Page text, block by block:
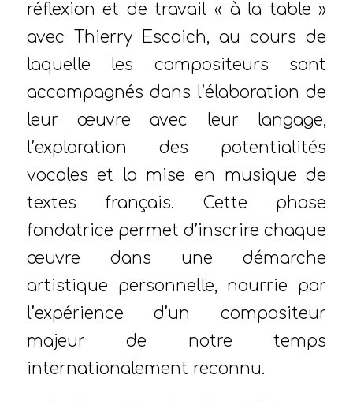
réflexion et de travail « à la table »
avec Thierry Escaich, au cours de
laquelle les compositeurs sont
accompagnés dans l’élaboration de
leur œuvre avec leur langage,
l’exploration des potentialités
vocales et la mise en musique de
textes français. Cette phase
fondatrice permet d’inscrire chaque
œuvre dans une démarche
artistique personnelle, nourrie par
l’expérience d’un compositeur
majeur de notre temps
internationalement reconnu.